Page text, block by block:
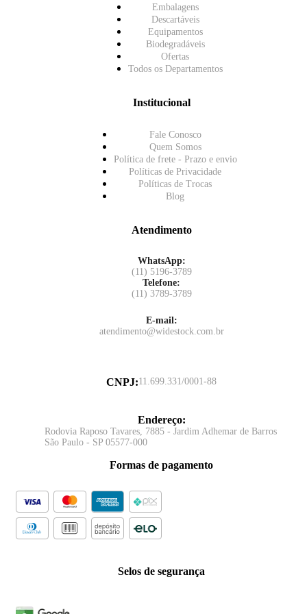
Embalagens
Descartáveis
Equipamentos
Biodegradáveis
Ofertas
Todos os Departamentos
Institucional
Fale Conosco
Quem Somos
Política de frete - Prazo e envio
Políticas de Privacidade
Políticas de Trocas
Blog
Atendimento
WhatsApp:
(11) 5196-3789
Telefone:
(11) 3789-3789
E-mail:
atendimento@widestock.com.br
CNPJ:11.699.331/0001-88
Endereço:
Rodovia Raposo Tavares, 7885 - Jardim Adhemar de Barros
São Paulo - SP 05577-000
Formas de pagamento
Selos de segurança